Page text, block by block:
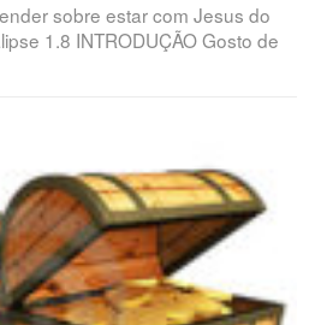
sobre estar com Jesus do
1.8 INTRODUÇÃO Gosto de